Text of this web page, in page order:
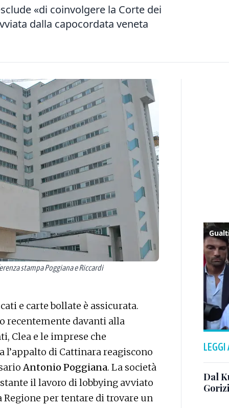
«di coinvolgere la Corte dei
dalla capocordata veneta
stampa Poggiana e Riccardi
e carte bollate è assicurata.
recentemente davanti alla
Clea e le imprese che
l’appalto di Cattinara reagiscono
Antonio Poggiana. La società
il lavoro di lobbying avviato
per tentare di trovare un
LEGGI
Dal